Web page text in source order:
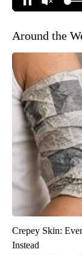
Around the
Crepey Skin:
Instead